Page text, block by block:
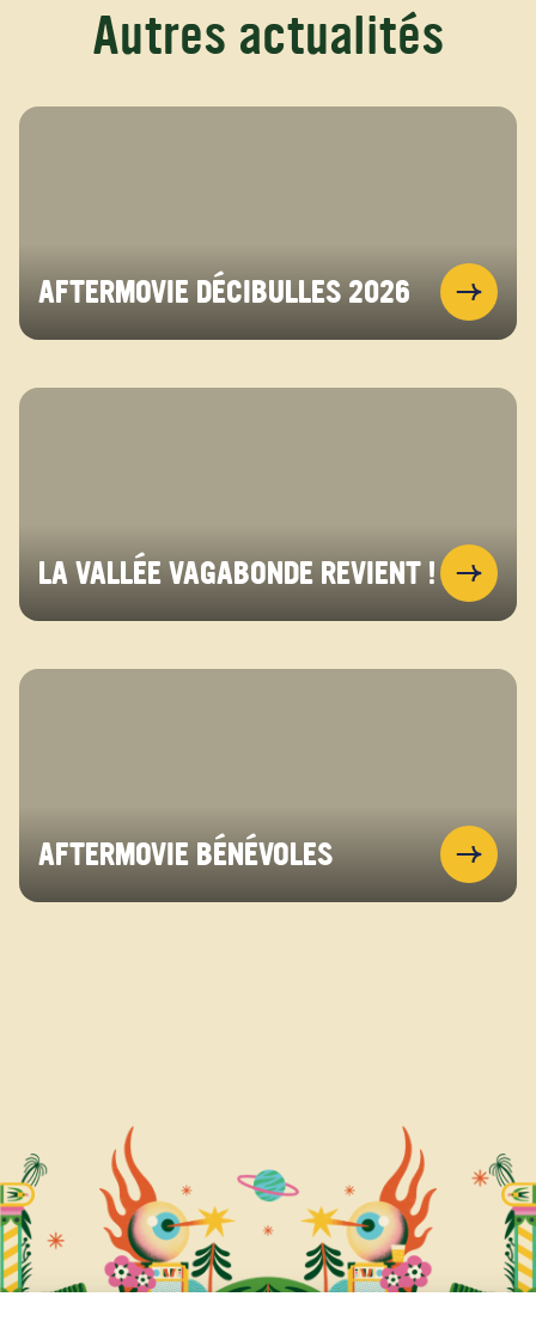
Autres actualités
AFTERMOVIE DÉCIBULLES 2026
LA VALLÉE VAGABONDE REVIENT !
AFTERMOVIE BÉNÉVOLES